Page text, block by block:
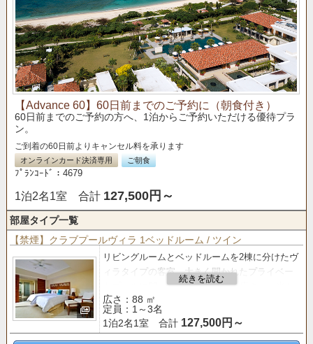
【Advance 60】60日前までのご予約に（朝食付き）
60日前までのご予約の方へ、1泊からご予約いただける優待プラ
ン。
ご到着の60日前よりキャンセル料を承ります
オンラインカード決済専用 ご朝食
ﾌﾟﾗﾝｺｰﾄﾞ：4679
1泊2名1室 合計 127,500円～
部屋タイプ一覧
【禁煙】クラブプールヴィラ 1ベッドルーム / ツイン
リビングルームとベッドルームを2棟に分けたヴ
ィラタイプの客室。大きく開かれたプライベー
トプールに88㎡のゆったりとした広さと、光と
風が通り抜けるオープンエアな空間が魅力。
【クラブサービスのご案内】
広さ：88 ㎡
定員：1～3名
1泊2名1室 合計 127,500円～